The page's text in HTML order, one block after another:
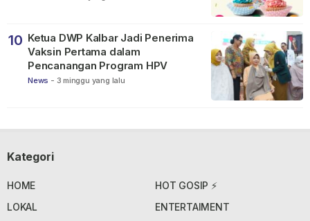
10 Ketua DWP Kalbar Jadi Penerima
Vaksin Pertama dalam
Pencanangan Program HPV
News - 3 minggu yang lalu
Kategori
HOME
HOT GOSIP ⚡
LOKAL
ENTERTAIMENT